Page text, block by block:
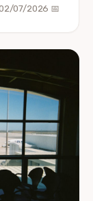
📅 02/07/2026